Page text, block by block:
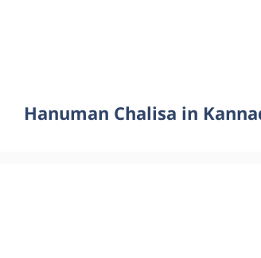
Hanuman Chalisa in